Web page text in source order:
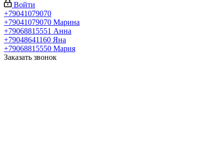
Войти
+79041079070
+79041079070 Марина
+79068815551 Анна
+79048641160 Яна
+79068815550 Мария
Заказать звонок